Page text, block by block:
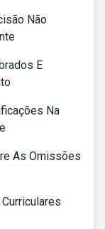
Não
E
Na
As Omissões